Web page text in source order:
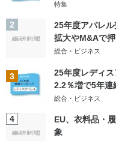
特集
2
25年度アパレ
拡大やM&Aで
総合・ビジネス
3
25年度レディ
2.2％増で5年連
総合・ビジネス
4
EU、衣料品・
象